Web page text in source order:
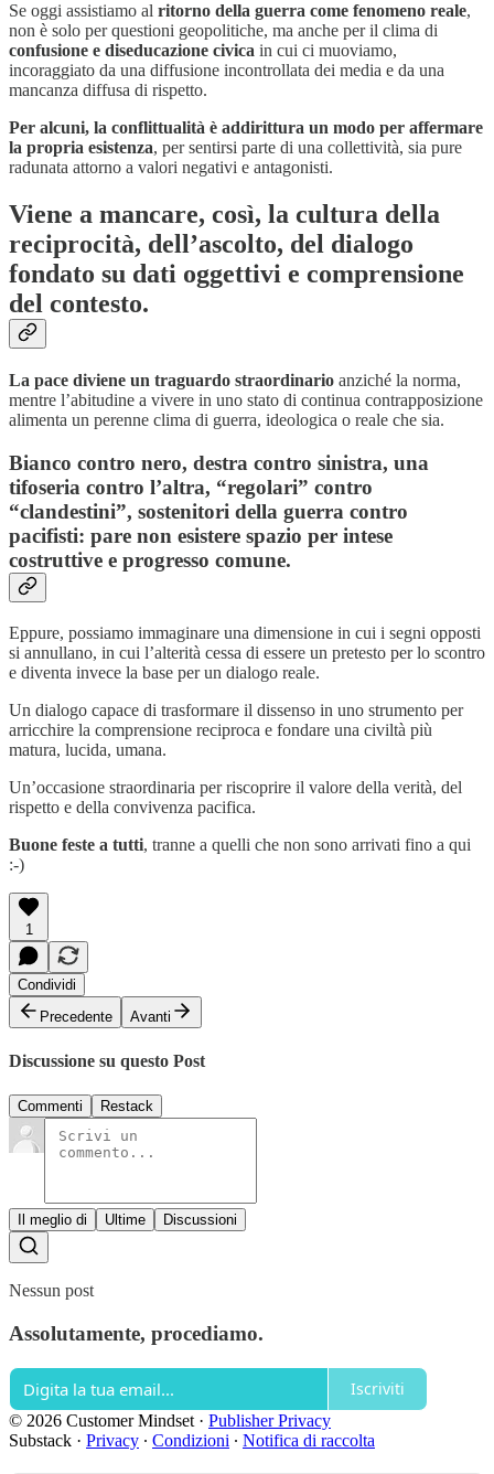
Se oggi assistiamo al ritorno della guerra come fenomeno reale,
non è solo per questioni geopolitiche, ma anche per il clima di
confusione e diseducazione civica in cui ci muoviamo,
incoraggiato da una diffusione incontrollata dei media e da una
mancanza diffusa di rispetto.
Per alcuni, la conflittualità è addirittura un modo per affermare
la propria esistenza, per sentirsi parte di una collettività, sia pure
radunata attorno a valori negativi e antagonisti.
Viene a mancare, così, la cultura della
reciprocità, dell’ascolto, del dialogo
fondato su dati oggettivi e comprensione
del contesto.
La pace diviene un traguardo straordinario anziché la norma,
mentre l’abitudine a vivere in uno stato di continua contrapposizione
alimenta un perenne clima di guerra, ideologica o reale che sia.
Bianco contro nero, destra contro sinistra, una
tifoseria contro l’altra, “regolari” contro
“clandestini”, sostenitori della guerra contro
pacifisti: pare non esistere spazio per intese
costruttive e progresso comune.
Eppure, possiamo immaginare una dimensione in cui i segni opposti
si annullano, in cui l’alterità cessa di essere un pretesto per lo scontro
e diventa invece la base per un dialogo reale.
Un dialogo capace di trasformare il dissenso in uno strumento per
arricchire la comprensione reciproca e fondare una civiltà più
matura, lucida, umana.
Un’occasione straordinaria per riscoprire il valore della verità, del
rispetto e della convivenza pacifica.
Buone feste a tutti, tranne a quelli che non sono arrivati fino a qui
:-)
1
Condividi
Precedente
Avanti
Discussione su questo Post
Commenti Restack
Il meglio di Ultime Discussioni
Nessun post
Assolutamente, procediamo.
Iscriviti
© 2026 Customer Mindset · Publisher Privacy
Substack · Privacy ∙ Condizioni ∙ Notifica di raccolta